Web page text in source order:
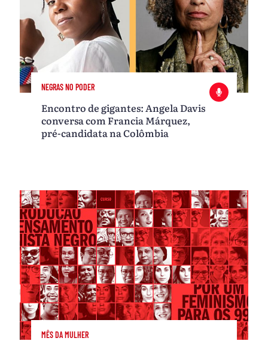
NEGRAS NO PODER
Encontro de gigantes: Angela Davis
conversa com Francia Márquez,
pré-candidata na Colômbia
MÊS DA MULHER